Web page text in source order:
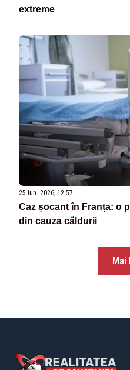
extreme
25 iun. 2026, 12:57
Caz șocant în Franța: o
din cauza căldurii
Mai